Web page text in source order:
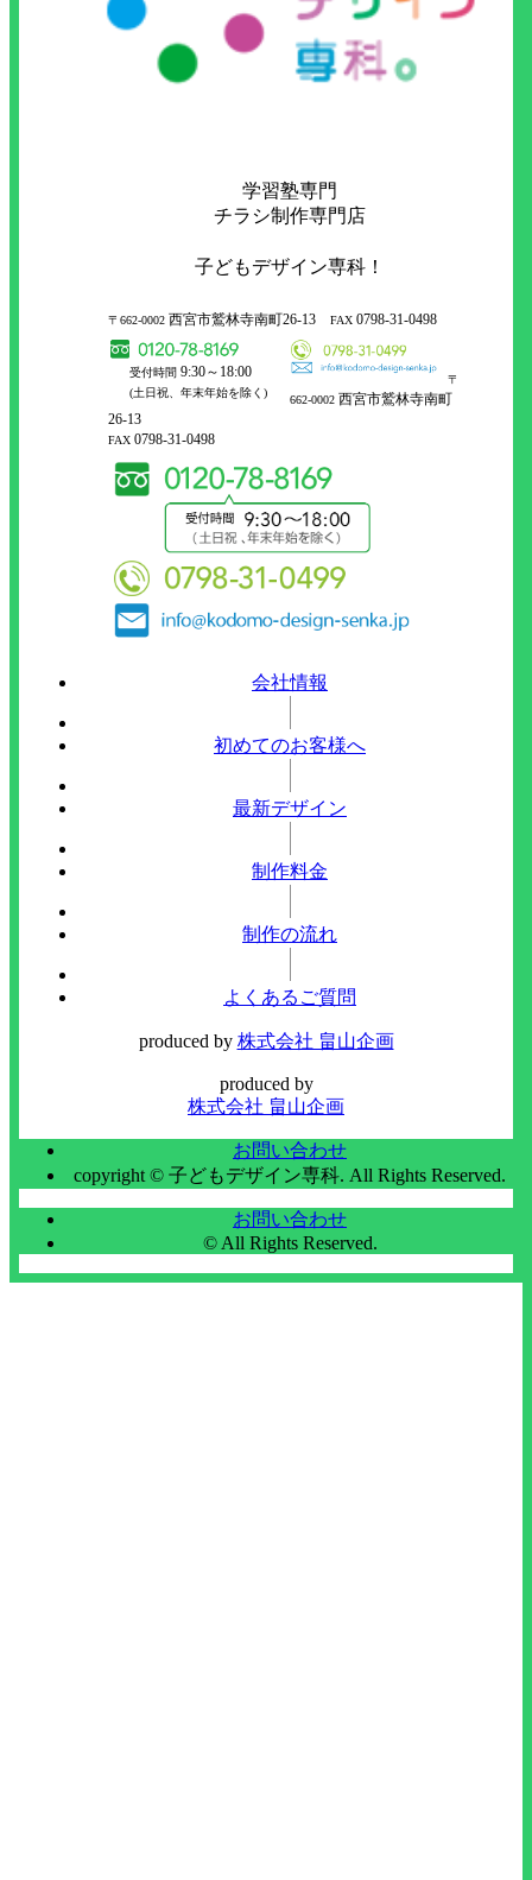
学習塾専門
チラシ制作専門店
子どもデザイン専科！
〒662-0002西宮市鷲林寺南町26-13 FAX0798-31-0498
受付時間 9:30～18:00
(土日祝、年末年始を除く)
〒
662-0002西宮市鷲林寺南町
26-13
FAX0798-31-0498
会社情報
初めてのお客様へ
最新デザイン
制作料金
制作の流れ
よくあるご質問
produced by 株式会社 畠山企画
produced by
株式会社 畠山企画
お問い合わせ
copyright © 子どもデザイン専科. All Rights Reserved.
お問い合わせ
© All Rights Reserved.